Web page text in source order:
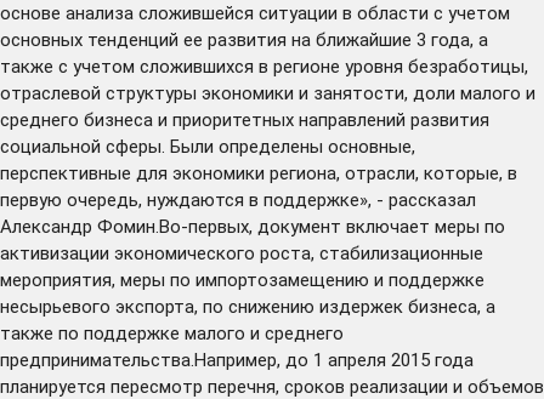
основе анализа сложившейся ситуации в области с учетом
основных тенденций ее развития на ближайшие 3 года, а
также с учетом сложившихся в регионе уровня безработицы,
отраслевой структуры экономики и занятости, доли малого и
среднего бизнеса и приоритетных направлений развития
социальной сферы. Были определены основные,
перспективные для экономики региона, отрасли, которые, в
первую очередь, нуждаются в поддержке», - рассказал
Александр Фомин.Во-первых, документ включает меры по
активизации экономического роста, стабилизационные
мероприятия, меры по импортозамещению и поддержке
несырьевого экспорта, по снижению издержек бизнеса, а
также по поддержке малого и среднего
предпринимательства.Например, до 1 апреля 2015 года
планируется пересмотр перечня, сроков реализации и объемов